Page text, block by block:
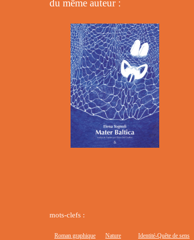
du même auteur :
mots-clefs :
Roman graphique Nature Identité-Quête de sens